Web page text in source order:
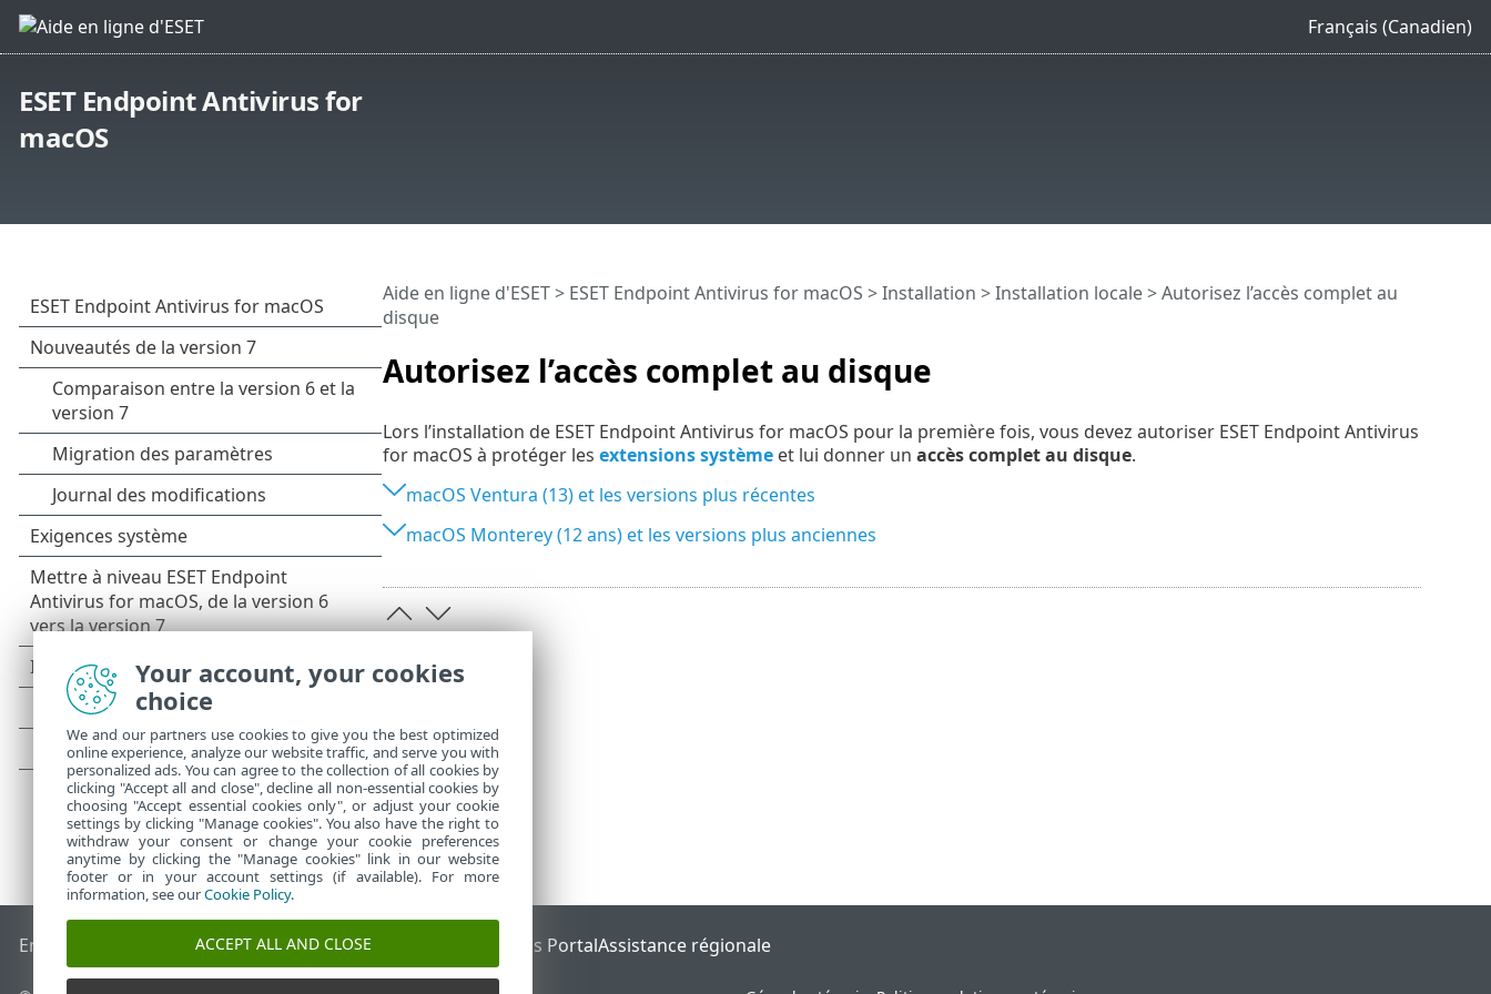
Français (Canadien)
ESET Endpoint Antivirus for
macOS
Autorisez l’accès complet au disque
Aide en ligne d'ESET> ESET Endpoint Antivirus for macOS >Installation > Installation locale > Autorisez l’accès complet au
disque
Lors l’installation de ESET Endpoint Antivirus for macOS pour la première fois, vous devez autoriser ESET Endpoint Antivirus
for macOS à protéger les extensions systèmeet lui donner un accès complet au disque.
macOS Ventura (13) et les versions plus récentes
macOS Monterey (12 ans) et les versions plus anciennes
End of Life Base de connaissances ESETForum ESET ESET Status PortalAssistance régionale
Your account, your cookies
choice
We and our partners use cookies to give you the best optimized
online experience, analyze our website traffic, and serve you with
personalized ads. You can agree to the collection of all cookies by
clicking "Accept all and close", decline all non-essential cookies by
choosing "Accept essential cookies only", or adjust your cookie
settings by clicking "Manage cookies". You also have the right to
withdraw your consent or change your cookie preferences
anytime by clicking the "Manage cookies" link in our website
footer or in your account settings (if available). For more
information, see ourCookie Policy.
ACCEPT ALL AND CLOSE